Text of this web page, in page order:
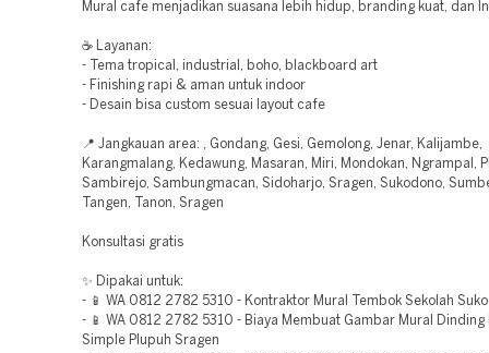
Mural cafe menjadikan suasana lebih hidup, branding kuat, dan
☕ Layanan:
- Tema tropical, industrial, boho, blackboard art
- Finishing rapi & aman untuk indoor
- Desain bisa custom sesuai layout cafe
📍 Jangkauan area: , Gondang, Gesi, Gemolong, Jenar, Kalijambe,
Karangmalang, Kedawung, Masaran, Miri, Mondokan, Ngrampal,
Sambirejo, Sambungmacan, Sidoharjo, Sragen, Sukodono,
Tangen, Tanon, Sragen
Konsultasi gratis
✨ Dipakai untuk:
- 📱 WA 0812 2782 5310 - Kontraktor Mural Tembok Sekolah
- 📱 WA 0812 2782 5310 - Biaya Membuat Gambar Mural Dinding
Simple Plupuh Sragen